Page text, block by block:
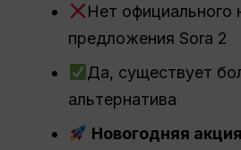
Нет официального
предложения Sora 2
Да, существует
альтернатива
Новогодняя